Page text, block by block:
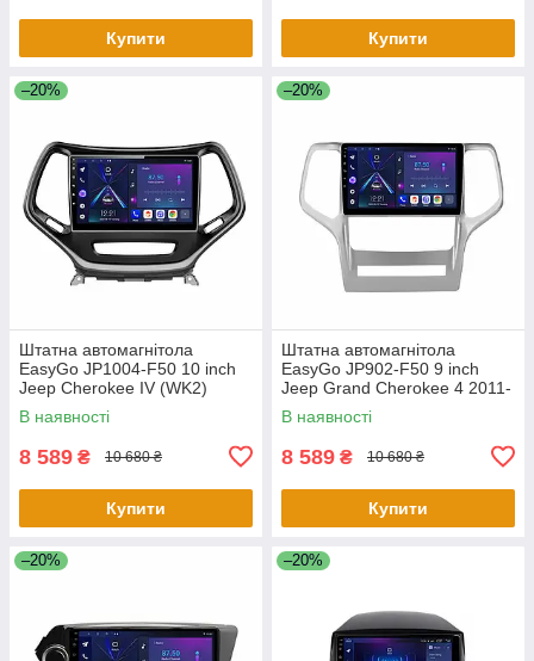
Купити Купити
–20%
Штатна автомагнітола
EasyGo JP1004-F50 10 inch
Jeep Cherokee IV (WK2)
2014-2017
В наявності
8 589 ₴ 10 680 ₴
Купити
–20%
Штатна автомагнітола
EasyGo JP902-F50 9 inch
Jeep Grand Cherokee 4 2011-
2013
В наявності
8 589 ₴ 10 680 ₴
Купити
–20% –20%